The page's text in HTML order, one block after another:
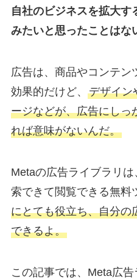
自社のビジネスを拡大す
みたいと思ったことはな
広告は、商品やコンテン
効果的だけど、 デザイン
ージなどが、広告にしっ
れば意味がないんだ。
Metaの広告ライブラリ
索できて閲覧できる無料
にとても役立ち、自分の
できるよ。
この記事では、Meta広